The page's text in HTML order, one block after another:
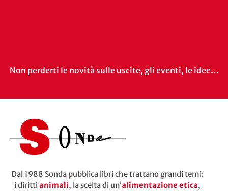
Non perderti le novità sulle uscite, gli eventi, le idee…
Dal 1988 Sonda pubblica libri che trattano grandi temi:
i dirittianimali, la scelta di un’alimentazione etica,